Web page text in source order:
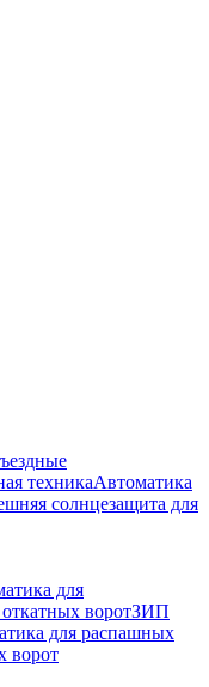
техникаАвтоматика
солнцезащита для
для
воротЗИП
для распашных
ворот